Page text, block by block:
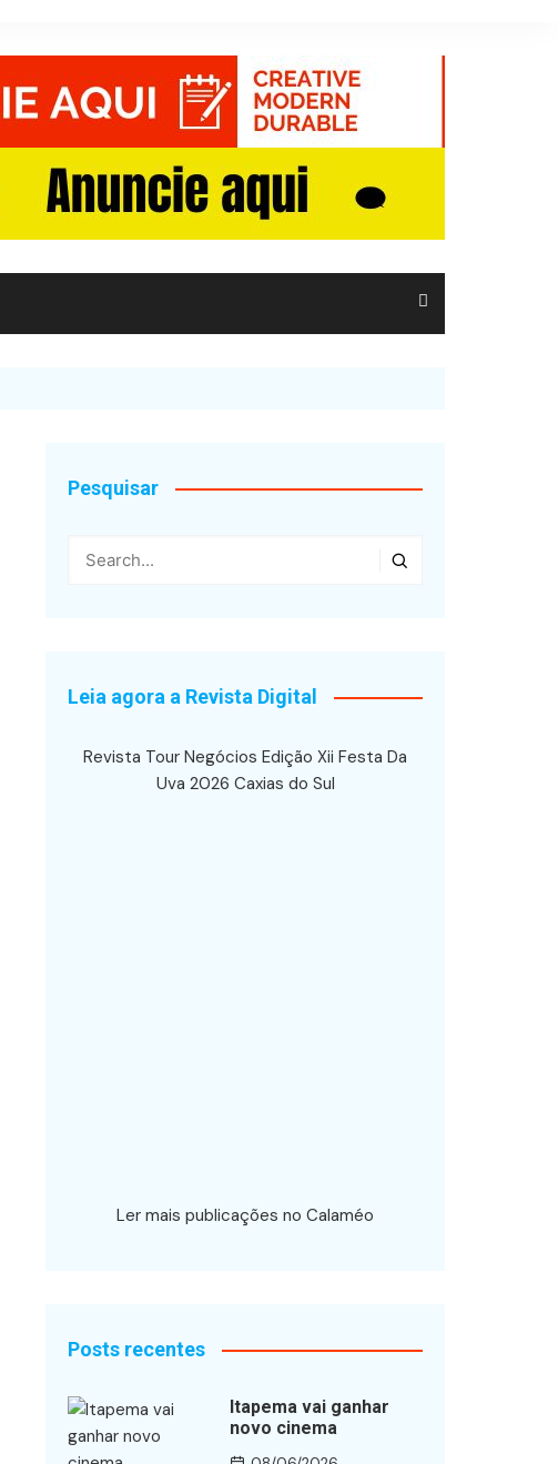
Pesquisar
Leia agora a Revista Digital
Revista Tour Negócios Edição Xii Festa Da
Uva 2026 Caxias do Sul
Ler mais publicações no Calaméo
Posts recentes
Itapema vai ganhar
novo cinema